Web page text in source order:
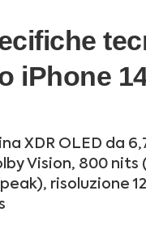
iPhone
XDR OLED da
Vision, 800 nits
risoluzione